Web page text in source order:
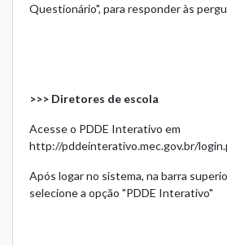
Questionário", para responder às
>>> Diretores de escola
Acesse o PDDE Interativo em
http://pddeinterativo.mec.gov.br/
Após logar no sistema, na barra
selecione a opção "PDDE Interativo"